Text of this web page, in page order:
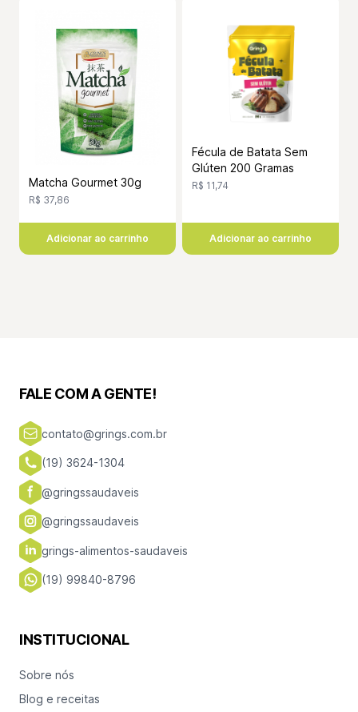
Matcha Gourmet 30g
R$ 37,86
Adicionar ao carrinho
Fécula de Batata Sem
Glúten 200 Gramas
R$ 11,74
Adicionar ao carrinho
FALE COM A GENTE!
contato@grings.com.br
(19) 3624-1304
@gringssaudaveis
@gringssaudaveis
grings-alimentos-saudaveis
(19) 99840-8796
INSTITUCIONAL
Sobre nós
Blog e receitas